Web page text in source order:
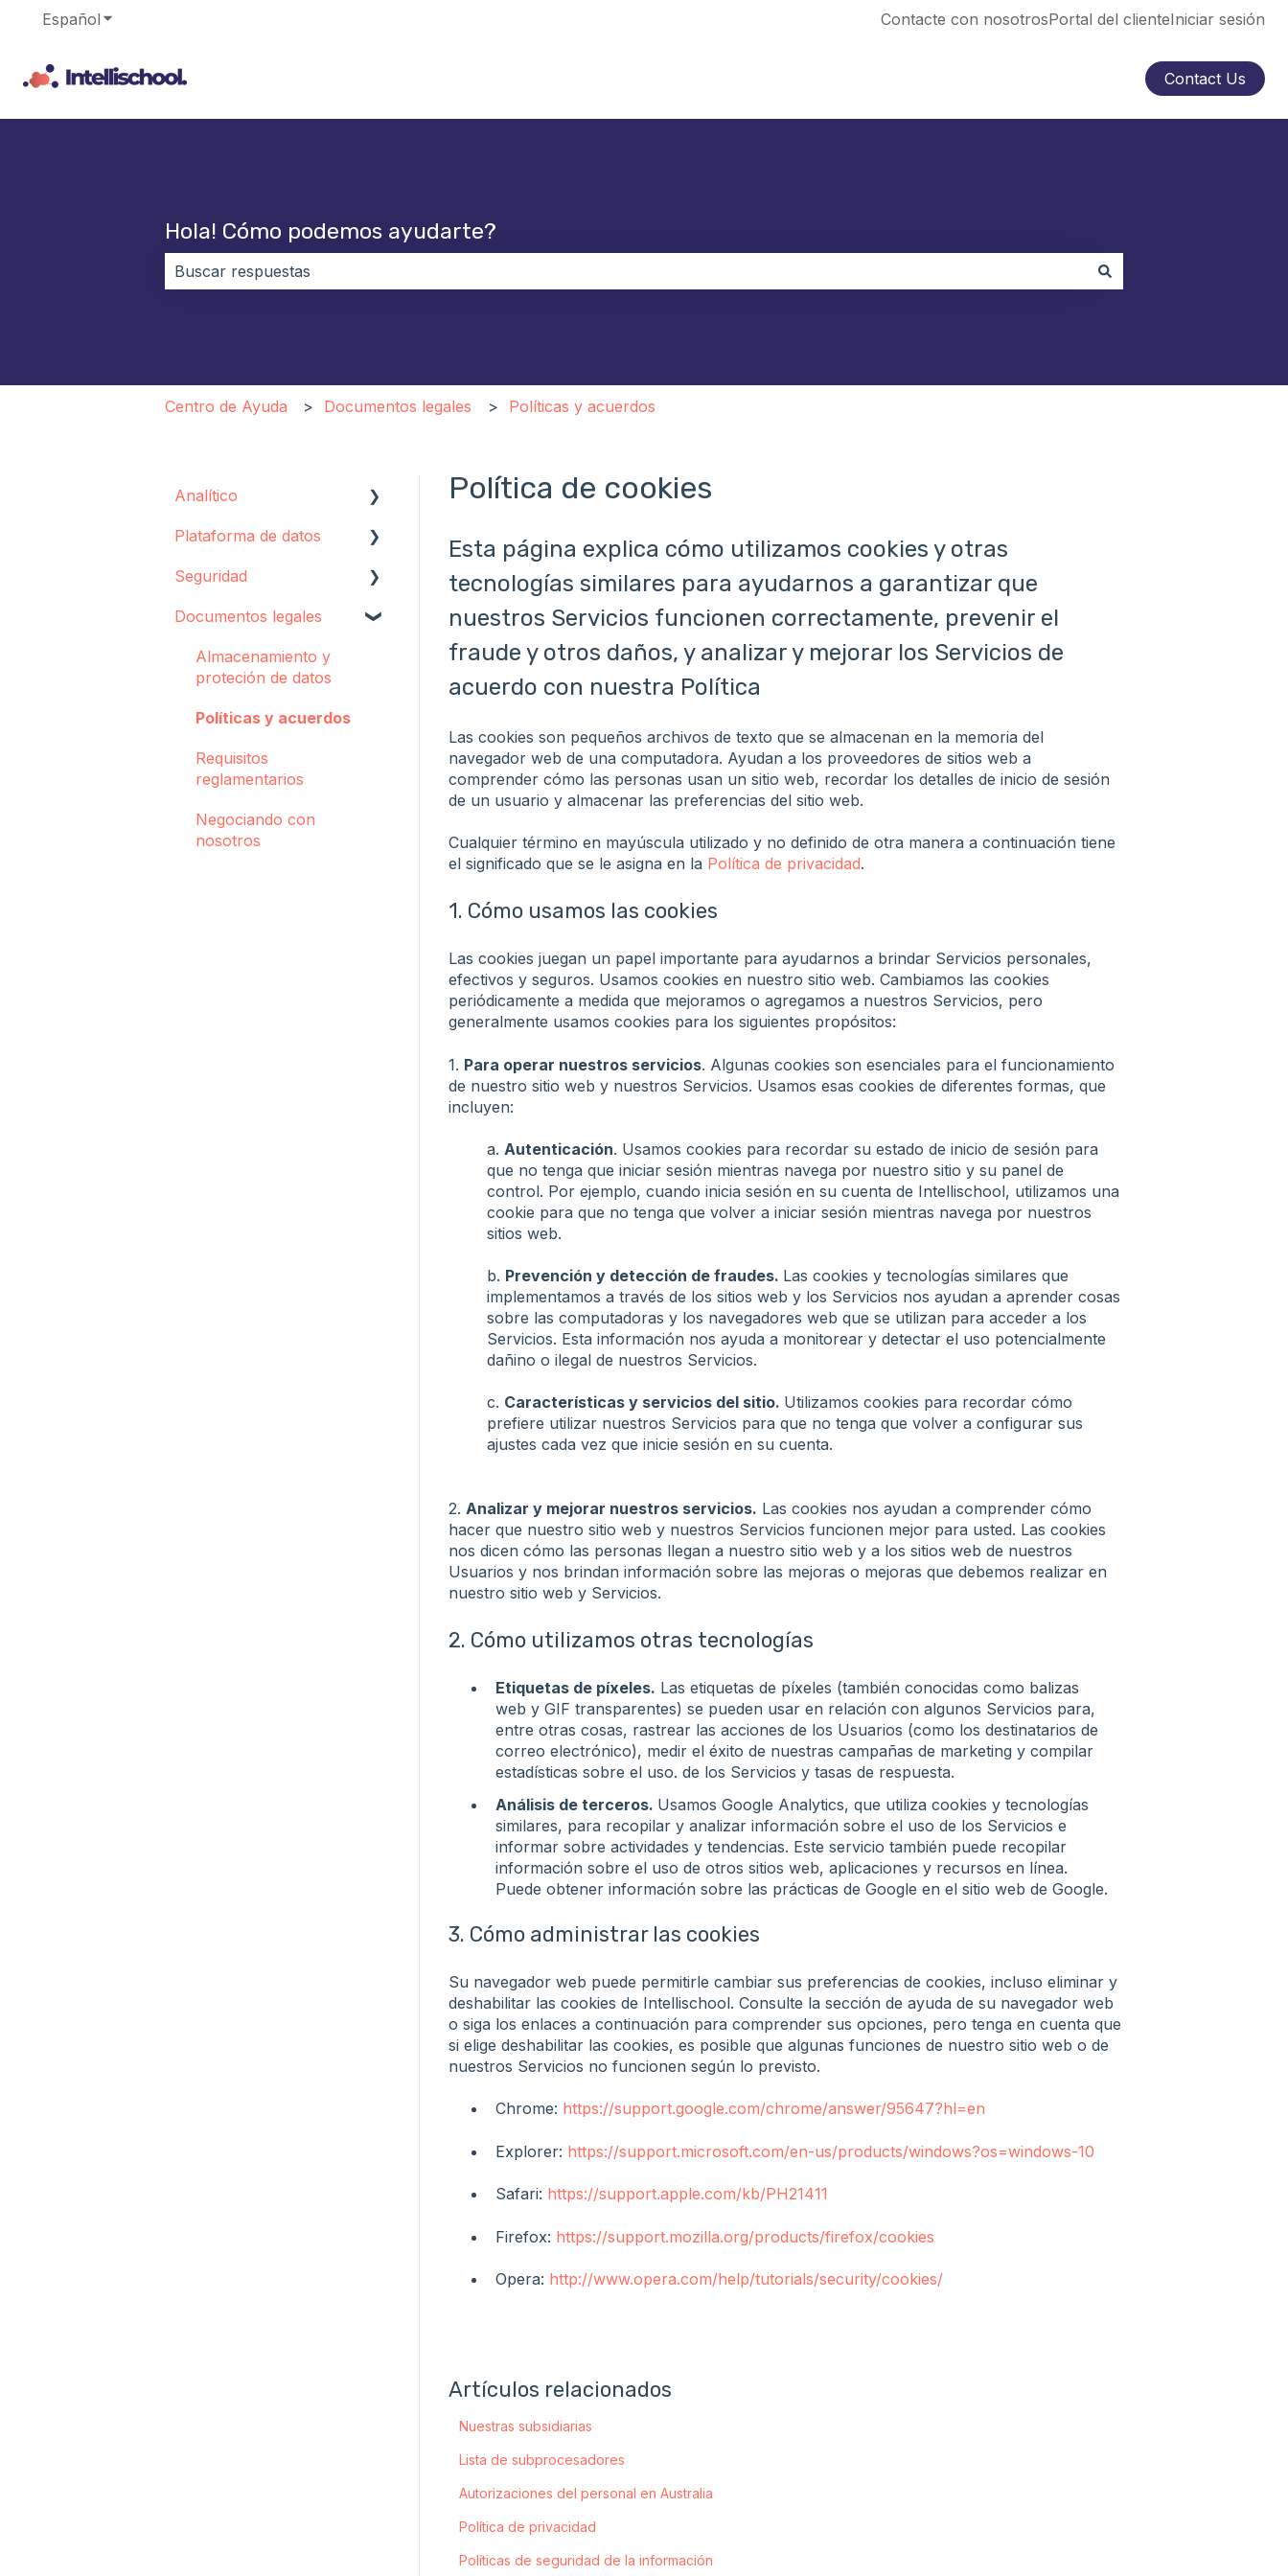
Español Traducciones de Mostrar submenú de Contacte con nosotrosPortal del clienteIniciar sesión
Contact Us
Hola! Cómo podemos ayudarte?
Centro de Ayuda Documentos legales Políticas y acuerdos
Política de cookies
Esta página explica cómo utilizamos cookies y otras
tecnologías similares para ayudarnos a garantizar que
nuestros Servicios funcionen correctamente, prevenir el
fraude y otros daños, y analizar y mejorar los Servicios de
acuerdo con nuestra Política
Las cookies son pequeños archivos de texto que se almacenan en la memoria del
navegador web de una computadora. Ayudan a los proveedores de sitios web a
comprender cómo las personas usan un sitio web, recordar los detalles de inicio de sesión
de un usuario y almacenar las preferencias del sitio web.
Cualquier término en mayúscula utilizado y no definido de otra manera a continuación tiene
el significado que se le asigna en la Política de privacidad.
1. Cómo usamos las cookies
Las cookies juegan un papel importante para ayudarnos a brindar Servicios personales,
efectivos y seguros. Usamos cookies en nuestro sitio web. Cambiamos las cookies
periódicamente a medida que mejoramos o agregamos a nuestros Servicios, pero
generalmente usamos cookies para los siguientes propósitos:
1. Para operar nuestros servicios. Algunas cookies son esenciales para el funcionamiento
de nuestro sitio web y nuestros Servicios. Usamos esas cookies de diferentes formas, que
incluyen:
a. Autenticación. Usamos cookies para recordar su estado de inicio de sesión para
que no tenga que iniciar sesión mientras navega por nuestro sitio y su panel de
control. Por ejemplo, cuando inicia sesión en su cuenta de Intellischool, utilizamos una
cookie para que no tenga que volver a iniciar sesión mientras navega por nuestros
sitios web.
b. Prevención y detección de fraudes. Las cookies y tecnologías similares que
implementamos a través de los sitios web y los Servicios nos ayudan a aprender cosas
sobre las computadoras y los navegadores web que se utilizan para acceder a los
Servicios. Esta información nos ayuda a monitorear y detectar el uso potencialmente
dañino o ilegal de nuestros Servicios.
c. Características y servicios del sitio. Utilizamos cookies para recordar cómo
prefiere utilizar nuestros Servicios para que no tenga que volver a configurar sus
ajustes cada vez que inicie sesión en su cuenta.
2. Analizar y mejorar nuestros servicios. Las cookies nos ayudan a comprender cómo
hacer que nuestro sitio web y nuestros Servicios funcionen mejor para usted. Las cookies
nos dicen cómo las personas llegan a nuestro sitio web y a los sitios web de nuestros
Usuarios y nos brindan información sobre las mejoras o mejoras que debemos realizar en
nuestro sitio web y Servicios.
2. Cómo utilizamos otras tecnologías
Etiquetas de píxeles. Las etiquetas de píxeles (también conocidas como balizas
web y GIF transparentes) se pueden usar en relación con algunos Servicios para,
entre otras cosas, rastrear las acciones de los Usuarios (como los destinatarios de
correo electrónico), medir el éxito de nuestras campañas de marketing y compilar
estadísticas sobre el uso. de los Servicios y tasas de respuesta.
Análisis de terceros. Usamos Google Analytics, que utiliza cookies y tecnologías
similares, para recopilar y analizar información sobre el uso de los Servicios e
informar sobre actividades y tendencias. Este servicio también puede recopilar
información sobre el uso de otros sitios web, aplicaciones y recursos en línea.
Puede obtener información sobre las prácticas de Google en el sitio web de Google.
3. Cómo administrar las cookies
Su navegador web puede permitirle cambiar sus preferencias de cookies, incluso eliminar y
deshabilitar las cookies de Intellischool. Consulte la sección de ayuda de su navegador web
o siga los enlaces a continuación para comprender sus opciones, pero tenga en cuenta que
si elige deshabilitar las cookies, es posible que algunas funciones de nuestro sitio web o de
nuestros Servicios no funcionen según lo previsto.
Chrome: https://support.google.com/chrome/answer/95647?hl=en
Explorer: https://support.microsoft.com/en-us/products/windows?os=windows-10
Safari: https://support.apple.com/kb/PH21411
Firefox: https://support.mozilla.org/products/firefox/cookies
Opera: http://www.opera.com/help/tutorials/security/cookies/
Artículos relacionados
Nuestras subsidiarias
Lista de subprocesadores
Autorizaciones del personal en Australia
Política de privacidad
Políticas de seguridad de la información
Analítico
Configuración
Concepto
Consola de Criador
Alertas Pulse
Plataforma de datos
Agente de
Seguridad
Almacenamiento de
Documentos legales
Almacenamiento y
proteción de datos
Políticas y acuerdos
Requisitos
reglamentarios
Negociando con
nosotros